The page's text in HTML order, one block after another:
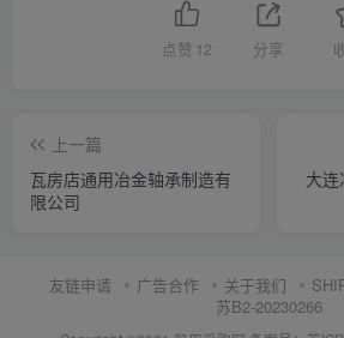
点赞 12 分享
上一篇
瓦房店通用冶金轴承制造有
限公司
大
友链申请 广告合作 关于我们
苏B2-20230266